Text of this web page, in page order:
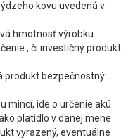
kovu uvedená v
hmotnosť výrobku
, či investičný produkt
produkt bezpečnostný
mincí, ide o určenie akú
platidlo v danej mene
vyrazený, eventuálne